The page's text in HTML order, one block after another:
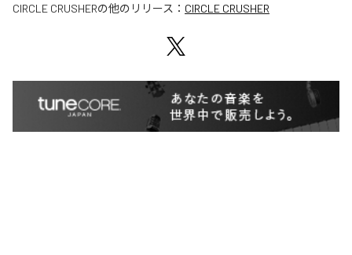
CIRCLE CRUSHERの他のリリース： CIRCLE CRUSHER